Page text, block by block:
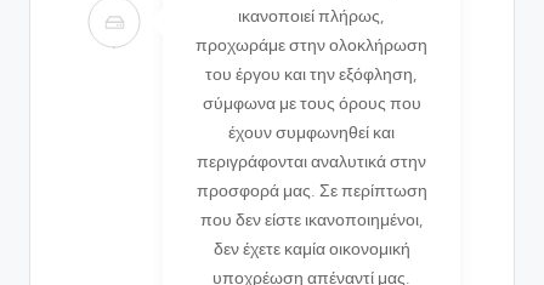
ικανοποιεί πλήρως,
προχωράμε στην ολοκλήρωση
του έργου και την εξόφληση,
σύμφωνα με τους όρους που
έχουν συμφωνηθεί και
περιγράφονται αναλυτικά στην
προσφορά μας. Σε περίπτωση
που δεν είστε ικανοποιημένοι,
δεν έχετε καμία οικονομική
υποχρέωση απέναντί μας.